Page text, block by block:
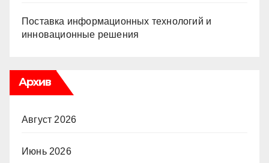
Поставка информационных технологий и
инновационные решения
Архив
Август 2026
Июнь 2026